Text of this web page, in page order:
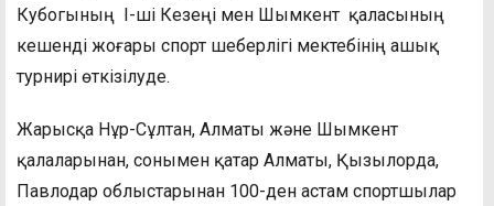
Кубогының I-ші Кезеңі мен Шымкент қаласының
кешенді жоғары спорт шеберлігі мектебінің ашық
турнирі өткізілуде.
Жарысқа Нұр-Сұлтан, Алматы және Шымкент
қалаларынан, сонымен қатар Алматы, Қызылорда,
Павлодар облыстарынан 100-ден астам спортшылар